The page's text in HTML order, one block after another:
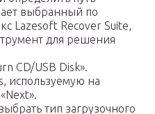
выбранный по
Lazesoft Recover Suite,
для решения
CD/USB Disk».
используемую на
тип загрузочного